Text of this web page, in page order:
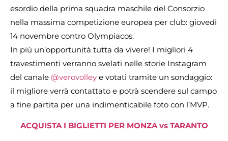
esordio della prima squadra maschile del Consorzio
nella massima competizione europea per club: giovedì
14 novembre contro Olympiacos.
In più un’opportunità tutta da vivere! I migliori 4
travestimenti verranno svelati nelle storie Instagram
del canale @verovolley e votati tramite un sondaggio:
il migliore verrà contattato e potrà scendere sul campo
a fine partita per una indimenticabile foto con l’MVP.
ACQUISTA I BIGLIETTI PER MONZA vs TARANTO